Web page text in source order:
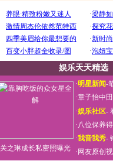
娱乐天天精选
关之琳成长私密照曝光
·明星新闻-
·章子怡中
·娱乐社区-
·八位保养
·我音我秀-
· 网友原创